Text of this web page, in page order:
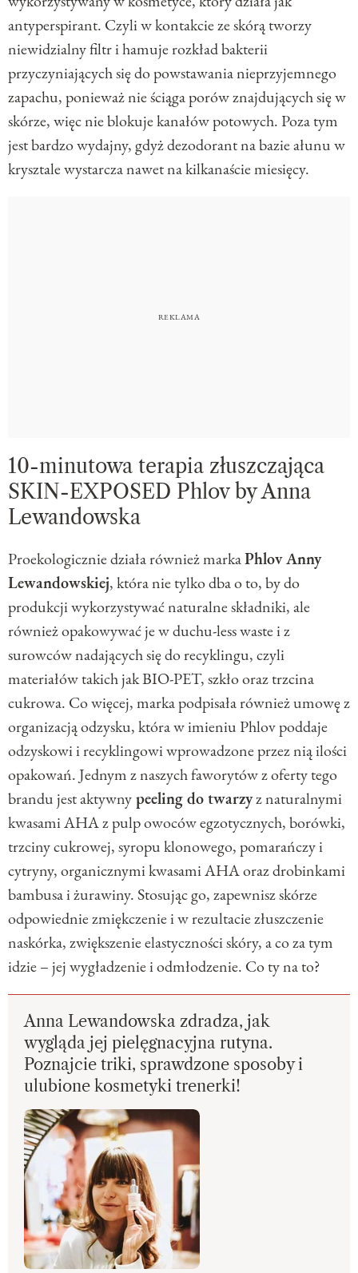
antyperspirant. Czyli w kontakcie ze skórą tworzy
niewidzialny filtr i hamuje rozkład bakterii
przyczyniających się do powstawania nieprzyjemnego
zapachu, ponieważ nie ściąga porów znajdujących się w
skórze, więc nie blokuje kanałów potowych. Poza tym
jest bardzo wydajny, gdyż dezodorant na bazie ałunu w
krysztale wystarcza nawet na kilkanaście miesięcy.
10-minutowa terapia złuszczająca
SKIN-EXPOSED Phlov by Anna
Lewandowska
Proekologicznie działa również markaPhlov Anny
Lewandowskiej, która nie tylko dba o to, by do
produkcji wykorzystywać naturalne składniki, ale
również opakowywać je w duchu-less waste i z
surowców nadających się do recyklingu, czyli
materiałów takich jak BIO-PET, szkło oraz trzcina
cukrowa. Co więcej, marka podpisała również umowę z
organizacją odzysku, która w imieniu Phlov poddaje
odzyskowi i recyklingowi wprowadzone przez nią ilości
opakowań. Jednym z naszych faworytów z oferty tego
brandu jest aktywnypeeling do twarzyz naturalnymi
kwasami AHA z pulp owoców egzotycznych, borówki,
trzciny cukrowej, syropu klonowego, pomarańczy i
cytryny, organicznymi kwasami AHA oraz drobinkami
bambusa i żurawiny. Stosując go, zapewnisz skórze
odpowiednie zmiękczenie i w rezultacie złuszczenie
naskórka, zwiększenie elastyczności skóry, a co za tym
idzie – jej wygładzenie i odmłodzenie. Co ty na to?
Anna Lewandowska zdradza, jak
wygląda jej pielęgnacyjna rutyna.
Poznajcie triki, sprawdzone sposoby i
ulubione kosmetyki trenerki!